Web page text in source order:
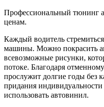
Профессиональный тюнинг
ценам.
Каждый водитель
машины. Можно покрасить
всевозможные рисунки,
потоке. Благодаря
прослужит долгие годы без
придания
использовать автовинил.